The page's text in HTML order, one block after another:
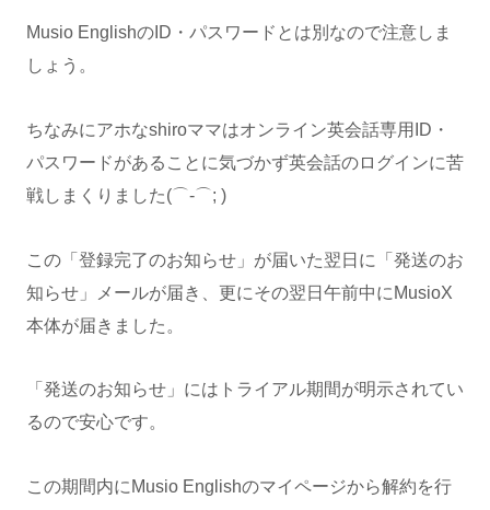
Musio EnglishのID・パスワードとは別なので注意しま
しょう。
ちなみにアホなshiroママはオンライン英会話専用ID・
パスワードがあることに気づかず英会話のログインに苦
戦しまくりました(⌒-⌒; )
この「登録完了のお知らせ」が届いた翌日に「発送のお
知らせ」メールが届き、更にその翌日午前中にMusioX
本体が届きました。
「発送のお知らせ」にはトライアル期間が明示されてい
るので安心です。
この期間内にMusio Englishのマイページから解約を行